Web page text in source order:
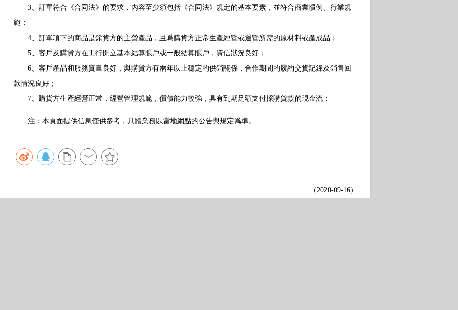
3、訂單符合《合同法》的要求，內容至少須包括《合同法》規定的基本要素，並符合商業慣例、行業規
範；
4、訂單項下的商品是銷貨方的主營產品，且爲購貨方正常生產經營或運營所需的原材料或產成品；
5、客戶及購貨方在工行開立基本結算賬戶或一般結算賬戶，資信狀況良好；
6、客戶產品和服務質量良好，與購貨方有兩年以上穩定的供銷關係，合作期間的履約交貨記錄及銷售回
款情況良好；
7、購貨方生產經營正常，經營管理規範，償債能力較強，具有到期足額支付採購貨款的現金流；
注：本頁面提供信息僅供參考，具體業務以當地網點的公告與規定爲準。
（2020-09-16）